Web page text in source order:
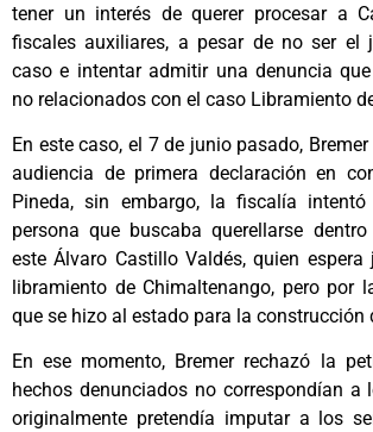
tener un interés de querer procesar a
fiscales auxiliares, a pesar de no ser el
caso e intentar admitir una denuncia
no relacionados con el caso Libramiento
En este caso, el 7 de junio pasado,
audiencia de primera declaración en
Pineda, sin embargo, la fiscalía
persona que buscaba querellarse
este Álvaro Castillo Valdés, quien
libramiento de Chimaltenango, pero por
que se hizo al estado para la construcción
En ese momento, Bremer rechazó la
hechos denunciados no correspondían a
originalmente pretendía imputar a los